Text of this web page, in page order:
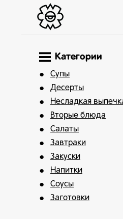
Категории
Супы
Десерты
Несладкая
Вторые блюда
Салаты
Завтраки
Закуски
Напитки
Соусы
Заготовки